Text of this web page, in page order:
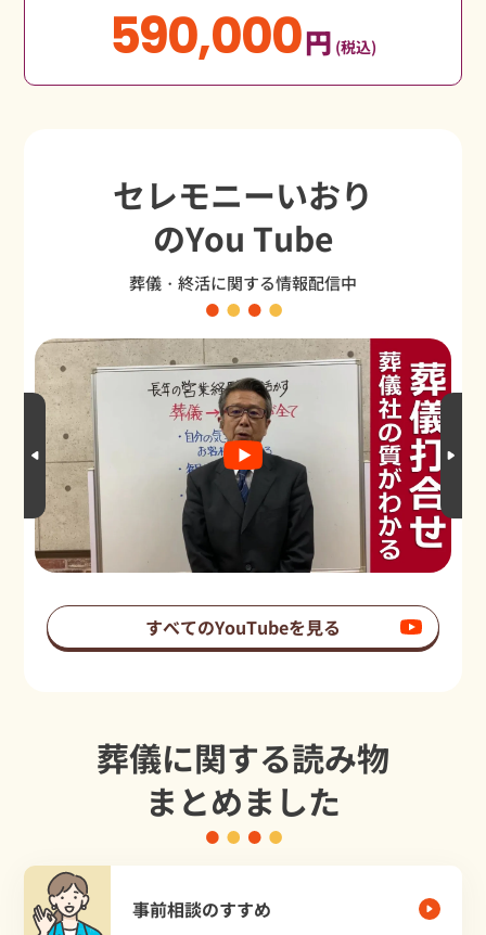
590,000円 (税込)
セレモニーいおり
のYou Tube
葬儀・終活に関する情報配信中
すべてのYouTubeを見る
葬儀に関する読み物
まとめました
事前相談のすすめ